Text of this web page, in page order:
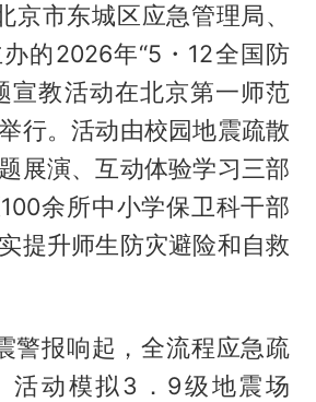
京市东城区应急管理局、
的2026年“5・12全国防
宣教活动在北京第一师范
行。活动由校园地震疏散
展演、互动体验学习三部
余所中小学保卫科干部
提升师生防灾避险和自救
警报响起，全流程应急疏
活动模拟3．9级地震场